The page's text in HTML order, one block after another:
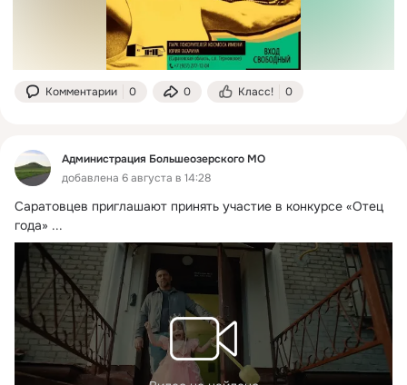
Комментарии 0 0 Класс! 0
Администрация Большеозерского МО
добавлена 6 августа в 14:28
Саратовцев приглашают принять участие в конкурсе «Отец
года» ...